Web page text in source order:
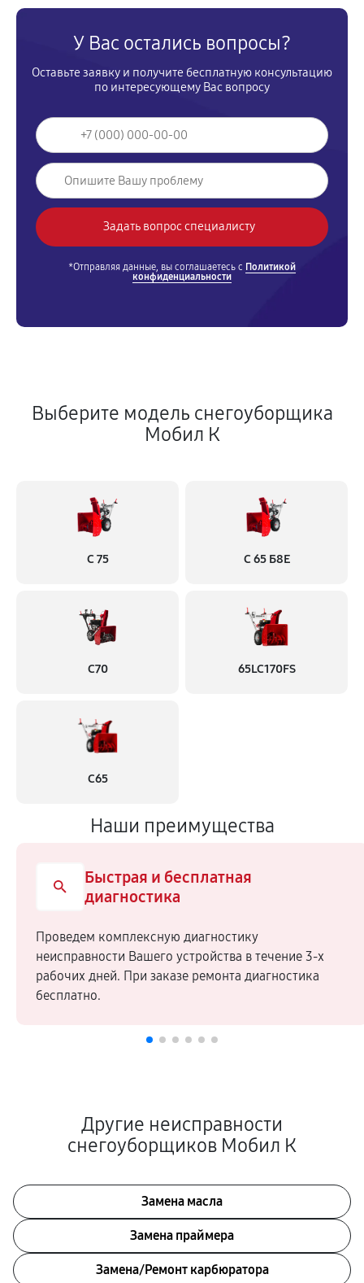
У Вас остались вопросы?
Оставьте заявку и получите бесплатную консультацию
по интересующему Вас вопросу
*Отправляя данные, вы соглашаетесь с Политикой
конфиденциальности
Выберите модель снегоуборщика
Мобил К
С 75 С 65 Б8Е
С70 65LC170FS
С65
Наши преимущества
Быстрая и бесплатная
диагностика
Проведем комплексную диагностику
неисправности Вашего устройства в течение 3-х
рабочих дней. При заказе ремонта диагностика
бесплатно.
Другие неисправности
снегоуборщиков Мобил К
Замена масла
Замена праймера
Замена/Pемонт карбюратора